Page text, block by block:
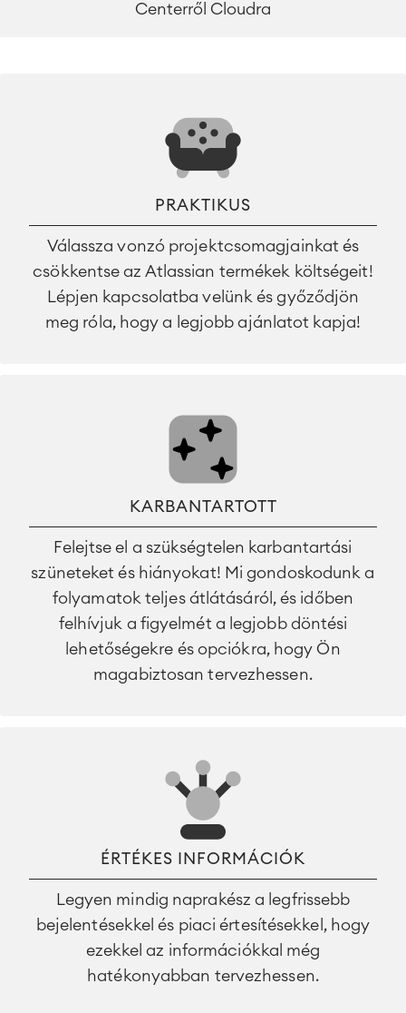
Centerről Cloudra
PRAKTIKUS
Válassza vonzó projektcsomagjainkat és
csökkentse az Atlassian termékek költségeit!
Lépjen kapcsolatba velünk és győződjön
meg róla, hogy a legjobb ajánlatot kapja!
KARBANTARTOTT
Felejtse el a szükségtelen karbantartási
szüneteket és hiányokat! Mi gondoskodunk a
folyamatok teljes átlátásáról, és időben
felhívjuk a figyelmét a legjobb döntési
lehetőségekre és opciókra, hogy Ön
magabiztosan tervezhessen.
ÉRTÉKES INFORMÁCIÓK
Legyen mindig naprakész a legfrissebb
bejelentésekkel és piaci értesítésekkel, hogy
ezekkel az információkkal még
hatékonyabban tervezhessen.